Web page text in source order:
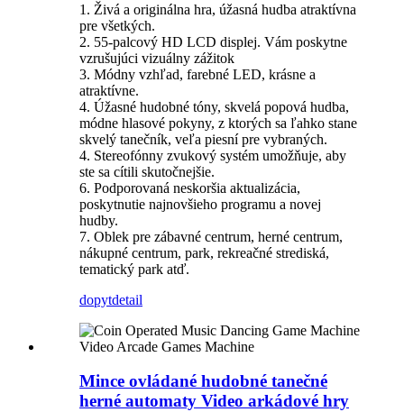
1. Živá a originálna hra, úžasná hudba atraktívna
pre všetkých.
2. 55-palcový HD LCD displej. Vám poskytne
vzrušujúci vizuálny zážitok
3. Módny vzhľad, farebné LED, krásne a
atraktívne.
4. Úžasné hudobné tóny, skvelá popová hudba,
módne hlasové pokyny, z ktorých sa ľahko stane
skvelý tanečník, veľa piesní pre vybraných.
4. Stereofónny zvukový systém umožňuje, aby
ste sa cítili skutočnejšie.
6. Podporovaná neskoršia aktualizácia,
poskytnutie najnovšieho programu a novej
hudby.
7. Oblek pre zábavné centrum, herné centrum,
nákupné centrum, park, rekreačné strediská,
tematický park atď.
dopytdetail
Mince ovládané hudobné tanečné
herné automaty Video arkádové hry